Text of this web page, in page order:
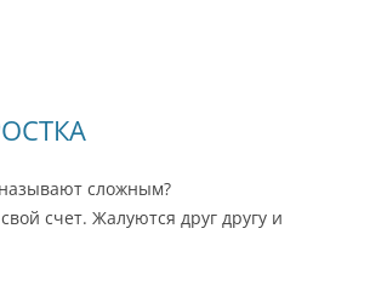
сложным?
счет. Жалуются друг другу и